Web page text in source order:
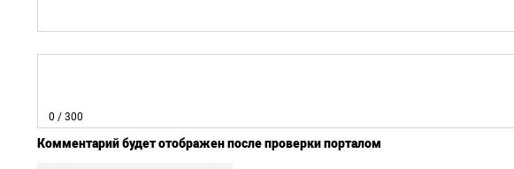
0 / 300
Комментарий будет отображен после проверки порталом